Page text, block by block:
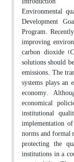
Environmental
Development
Program.
improving
carbon dioxide
solutions should
emissions. The
systems plays
economy.
economical
institutional
implementation
norms and formal
protecting the
institutions in a